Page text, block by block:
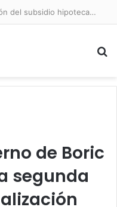
Diputado Sabat celebra ampliación del subsidio hipotecario con viviendas de hasta 6.000 UF
de Boric
segunda